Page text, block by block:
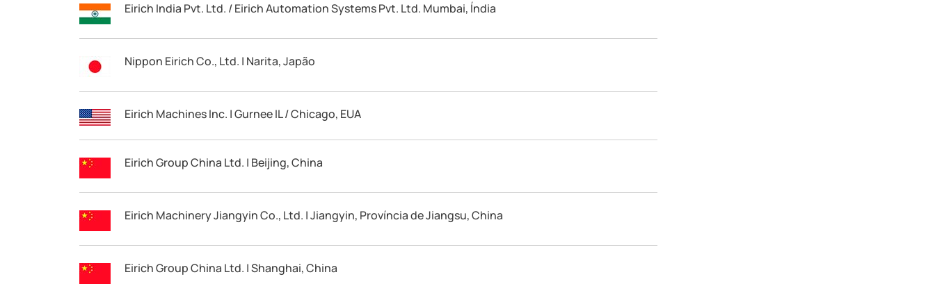
Eirich India Pvt. Ltd. / Eirich Automation Systems Pvt. Ltd. Mumbai, Índia
Nippon Eirich Co., Ltd. | Narita, Japão
Eirich Machines Inc. | Gurnee IL / Chicago, EUA
Eirich Group China Ltd. | Beijing, China
Eirich Machinery Jiangyin Co., Ltd. | Jiangyin, Província de Jiangsu, China
Eirich Group China Ltd. | Shanghai, China